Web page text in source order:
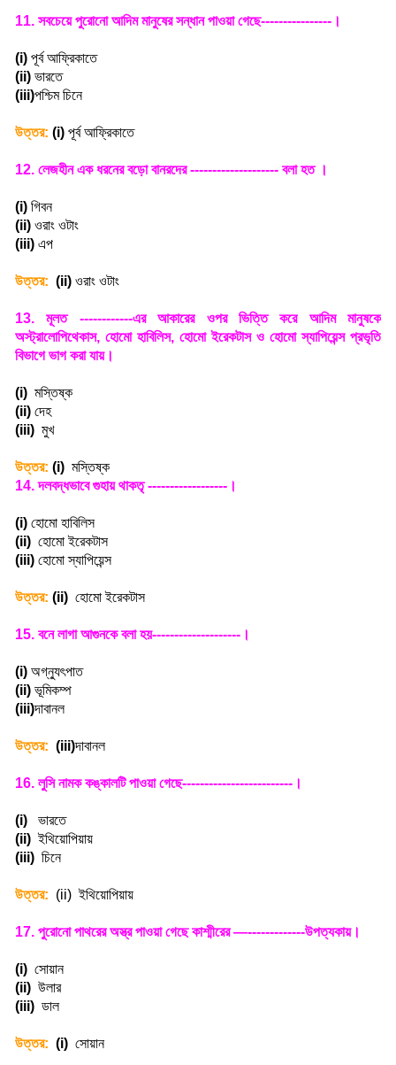
11. সবচেয়ে পুরোনো আদিম মানুষের সন্ধান পাওয়া গেছে---------------- ।
(i) পূর্ব আফ্রিকাতে
(ii) ভারতে
(iii)পশ্চিম চিনে
উত্তর: (i) পূর্ব আফ্রিকাতে
12. লেজহীন এক ধরনের বড়ো বানরদের -------------------- বলা হত ।
(i) গিবন
(ii) ওরাং ওটাং
(iii) এপ
উত্তর: (ii) ওরাং ওটাং
13.মূলত ------------এর আকারের ওপর ভিত্তি করে আদিম মানুষকে
অস্ট্রালোপিথেকাস, হোমো হাবিলিস, হোমো ইরেকটাস ও হোমো স্যাপিয়েন্স প্রভৃতি
বিভাগে ভাগ করা যায়।
(i) মস্তিষ্ক
(ii) দেহ
(iii) মুখ
উত্তর: (i) মস্তিষ্ক
14.দলবদ্ধভাবে গুহায় থাকতৃ ------------------।
(i) হোমো হাবিলিস
(ii) হোমো ইরেকটাস
(iii) হোমো স্যাপিয়েন্স
উত্তর: (ii) হোমো ইরেকটাস
15. বনে লাগা আগুনকে বলা হয়-------------------- ।
(i) অগ্ন্যুৎপাত
(ii) ভূমিকম্প
(iii)দাবানল
উত্তর: (iii)দাবানল
16. লুসি নামক কঙ্কালটি পাওয়া গেছে------------------------- ।
(i)
ভারতে
(ii) ইথিয়োপিয়ায়
(iii) চিনে
উত্তর: (ii)ইথিয়োপিয়ায়
17. পুরোনো পাথরের অস্ত্র পাওয়া গেছে কাশ্মীরের —-------------উপত্যকায়।
(i) সোয়ান
(ii) উলার
(iii) ডাল
উত্তর: (i) সোয়ান